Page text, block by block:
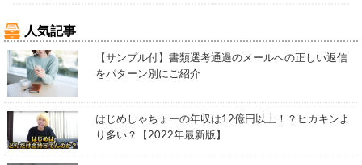
人気記事
【サンプル付】書類選考通過のメールへの正しい返信
をパターン別にご紹介
はじめしゃちょーの年収は12億円以上！？ヒカキンよ
り多い？【2022年最新版】